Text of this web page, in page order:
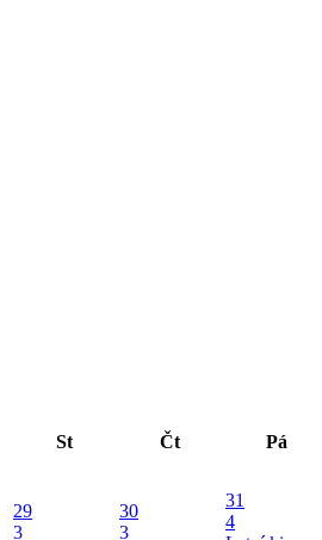
St Čt Pá
29
3
30
3
31
4